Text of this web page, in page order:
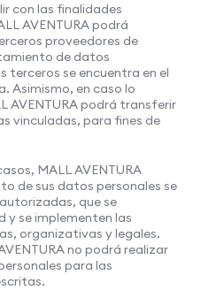
con las finalidades
AVENTURA podrá
proveedores de
de datos
terceros se encuentra en el
Asimismo, en caso lo
AVENTURA podrá transferir
vinculadas, para fines de
MALL AVENTURA
de sus datos personales se
que se
se implementen las
organizativas y legales.
no podrá realizar
para las